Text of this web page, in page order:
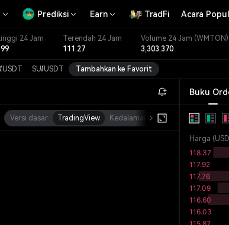
Prediksi Earn TradFi Acara
24 Jam
Terendah 24 Jam
111.27
Volume 24 Jam (WMTON)
3,303.370
/USDT SUI/USDT Tambahkan ke Favorit
Versi dasar TradingView Kedalaman Kap. Pasar
Buku
Harga (USDT